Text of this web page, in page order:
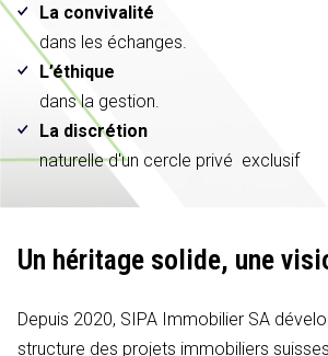
La convivalité
dans les échanges.
L’éthique
dans la gestion.
La discrétion
naturelle d'un cercle privé exclusif
Un héritage solide, une
Depuis 2020, SIPA Immobilier SA
structure des projets immobiliers